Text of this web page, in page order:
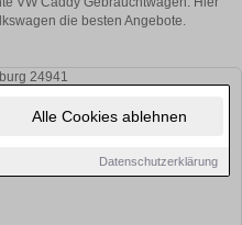
Alle Cookies ablehnen
Datenschutzerklärung
die besten Angebote.